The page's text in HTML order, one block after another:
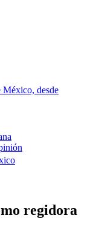
México, desde
regidora